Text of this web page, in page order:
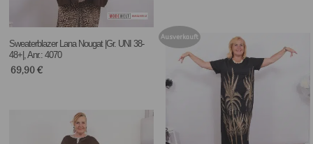
Sweaterblazer Lana Nougat |Gr. UNI 38-
48+|, Anr.: 4070
69,90€
Ausverkauft